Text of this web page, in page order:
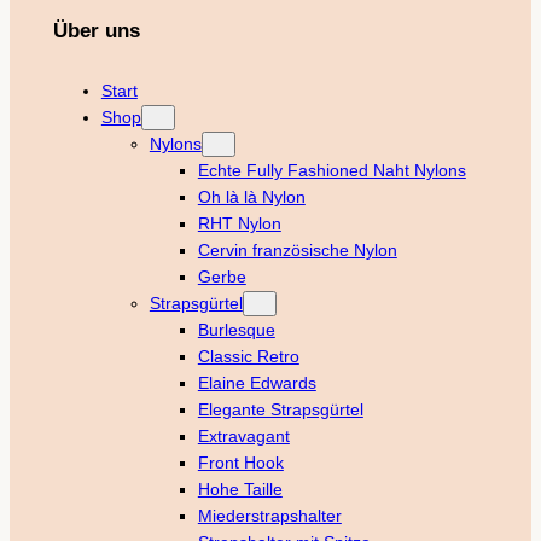
Über uns
Start
Shop
Nylons
Echte Fully Fashioned Naht Nylons
Oh là là Nylon
RHT Nylon
Cervin französische Nylon
Gerbe
Strapsgürtel
Burlesque
Classic Retro
Elaine Edwards
Elegante Strapsgürtel
Extravagant
Front Hook
Hohe Taille
Miederstrapshalter